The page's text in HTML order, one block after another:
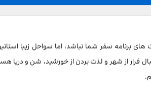
برنامه سفر شما نباشد، اما سواحل زیبا
فرار از شهر و لذت بردن از خورشید، شن و دریا